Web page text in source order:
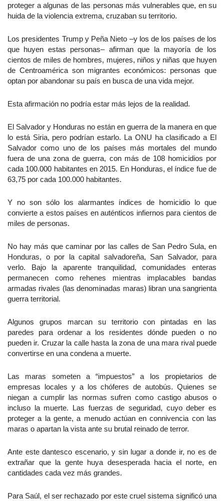
proteger a algunas de las personas más vulnerables que, en su
huida de la violencia extrema, cruzaban su territorio.
Los presidentes Trump y Peña Nieto –y los de los países de los
que huyen estas personas– afirman que la mayoría de los
cientos de miles de hombres, mujeres, niños y niñas que huyen
de Centroamérica son migrantes económicos: personas que
optan por abandonar su país en busca de una vida mejor.
Esta afirmación no podría estar más lejos de la realidad.
El Salvador y Honduras no están en guerra de la manera en que
lo está Siria, pero podrían estarlo. La ONU ha clasificado a El
Salvador como uno de los países más mortales del mundo
fuera de una zona de guerra, con más de 108 homicidios por
cada 100.000 habitantes en 2015. En Honduras, el índice fue de
63,75 por cada 100.000 habitantes.
Y no son sólo los alarmantes índices de homicidio lo que
convierte a estos países en auténticos infiernos para cientos de
miles de personas.
No hay más que caminar por las calles de San Pedro Sula, en
Honduras, o por la capital salvadoreña, San Salvador, para
verlo. Bajo la aparente tranquilidad, comunidades enteras
permanecen como rehenes mientras implacables bandas
armadas rivales (las denominadas maras) libran una sangrienta
guerra territorial.
Algunos grupos marcan su territorio con pintadas en las
paredes para ordenar a los residentes dónde pueden o no
pueden ir. Cruzar la calle hasta la zona de una mara rival puede
convertirse en una condena a muerte.
Las maras someten a “impuestos” a los propietarios de
empresas locales y a los chóferes de autobús. Quienes se
niegan a cumplir las normas sufren como castigo abusos o
incluso la muerte. Las fuerzas de seguridad, cuyo deber es
proteger a la gente, a menudo actúan en connivencia con las
maras o apartan la vista ante su brutal reinado de terror.
Ante este dantesco escenario, y sin lugar a donde ir, no es de
extrañar que la gente huya desesperada hacia el norte, en
cantidades cada vez más grandes.
Para Saúl, el ser rechazado por este cruel sistema significó una